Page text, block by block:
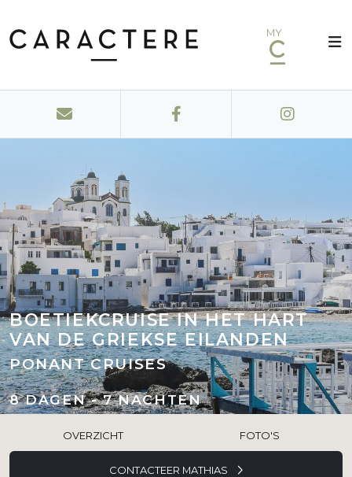
MY
BOETIEKCRUISE IN HET HART
VAN DE GRIEKSE EILANDEN
PONANT CRUISES
8 DAGEN - 7 NACHTEN
OVERZICHT FOTO'S
CONTACTEER MATHIAS